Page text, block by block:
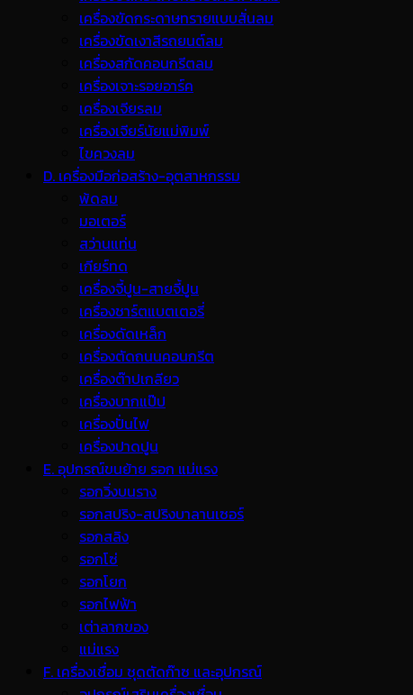
เครื่องขัดกระดาษทรายแบบสั่นลม
เครื่องขัดเงาสีรถยนต์ลม
เครื่องสกัดคอนกรีตลม
เครื่องเจาะรอยอาร์ค
เครื่องเจียรลม
เครื่องเจียร์นัยแม่พิมพ์
ไขควงลม
D. เครื่องมือก่อสร้าง-อุตสาหกรรม
พ้ดลม
มอเตอร์
สว่านแท่น
เกียร์ทด
เครื่องจี้ปูน-สายจี้ปูน
เครื่องชาร์ตแบตเตอรี่
เครื่องดัดเหล็ก
เครื่องตัดถนนคอนกรีต
เครื่องต๊าปเกลียว
เครื่องบากแป๊ป
เครื่องปั่นไฟ
เครื่องปาดปูน
E. อุปกรณ์ขนย้าย รอก แม่แรง
รอกวิ่งบนราง
รอกสปริง-สปริงบาลานเซอร์
รอกสลิง
รอกโซ่
รอกโยก
รอกไฟฟ้า
เต่าลากของ
แม่แรง
F. เครื่องเชื่อม ชุดตัดก๊าซ และอุปกรณ์